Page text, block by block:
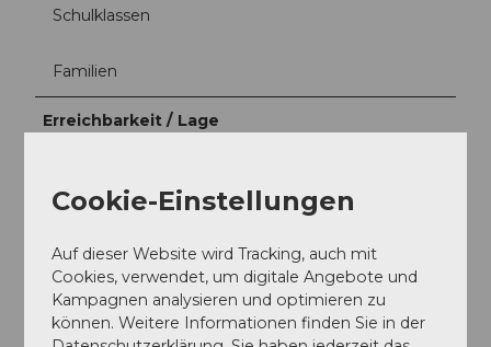
Schulklassen
Familien
Erreichbarkeit / Lage
Weitere Informationen zur Anreise finden Sie auf der
Webseite.
https://tribschen-badi.ch/de/anreise-3
Cookie-Einstellungen
Auf dieser Website wird Tracking, auch mit
Cookies, verwendet, um digitale Angebote und
Kampagnen analysieren und optimieren zu
können. Weitere Informationen finden Sie in der